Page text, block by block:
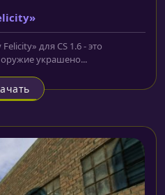
для CS 1.6 - это
оружие украшено...